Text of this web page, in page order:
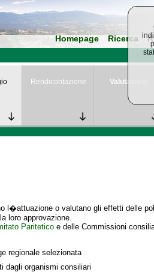
Homepage Ricerca
Rendicontazione Valutazione
l�attuazione o valutano gli effetti delle
loro approvazione.
Paritetico e delle Commissioni
regionale selezionata
dagli organismi consiliari